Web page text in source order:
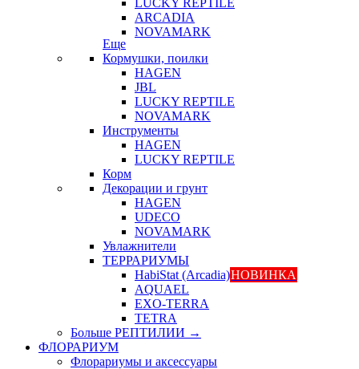
LUCKY REPTILE
ARCADIA
NOVAMARK
Еще
Кормушки, поилки
HAGEN
JBL
LUCKY REPTILE
NOVAMARK
Инструменты
HAGEN
LUCKY REPTILE
Корм
Декорации и грунт
HAGEN
UDECO
NOVAMARK
Увлажнители
ТЕРРАРИУМЫ
HabiStat (Arcadia)НОВИНКА
AQUAEL
EXO-TERRA
TETRA
Больше РЕПТИЛИИ →
ФЛОРАРИУМ
Флорариумы и аксессуары